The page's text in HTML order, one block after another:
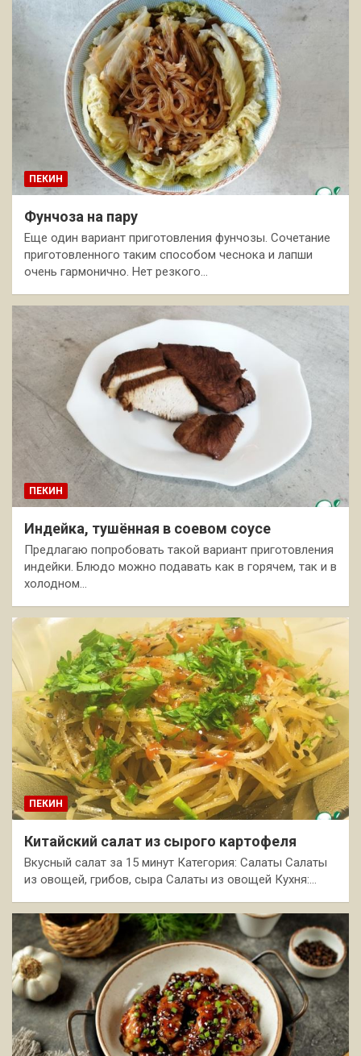
ПЕКИН
Фунчоза на пару
Еще один вариант приготовления фунчозы. Сочетание
приготовленного таким способом чеснока и лапши
очень гармонично. Нет резкого…
ПЕКИН
Индейка, тушённая в соевом соусе
Предлагаю попробовать такой вариант приготовления
индейки. Блюдо можно подавать как в горячем, так и в
холодном…
ПЕКИН
Китайский салат из сырого картофеля
Вкусный салат за 15 минут Категория: Салаты Салаты
из овощей, грибов, сыра Салаты из овощей Кухня:…